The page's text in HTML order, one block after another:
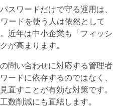
ワードだけで守る運用は、
ードを使う人は依然として
近年は中小企業も「フィッシ
が高まります。
問い合わせに対応する管理者
ドに依存するのではなく、
直すことが有効な対策です。
数削減にも直結します。